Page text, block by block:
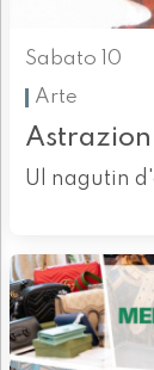
Sabato 10
Arte
Ul nagutin